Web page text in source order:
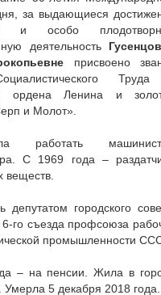
за выдающиеся
и особо
деятельность
присвоено
ордена Ленина и
и Молот».
работать
С 1969 года –
веществ.
депутатом городского
6-го съезда профсоюза
промышленности
– на пенсии. Жила в
Умерла 5 декабря 2018 года.